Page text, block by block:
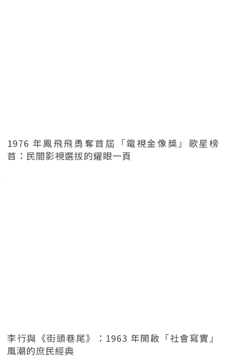
1976 年鳳飛飛勇奪首屆「電視金像獎」歌星榜
首：民間影視選拔的耀眼一頁
李行與《街頭巷尾》：1963 年開啟「社會寫實」
風潮的庶民經典